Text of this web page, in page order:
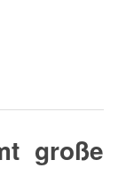
große